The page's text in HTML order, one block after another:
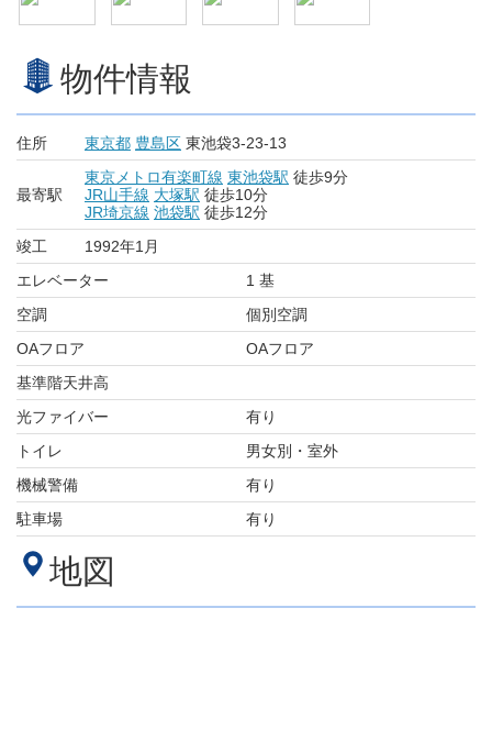
物件情報
住所 東京都 豊島区 東池袋3-23-13
最寄駅
東京メトロ有楽町線 東池袋駅 徒歩9分
JR山手線 大塚駅 徒歩10分
JR埼京線 池袋駅 徒歩12分
竣工
1992年1月
エレベーター
1 基
空調
個別空調
OAフロア
OAフロア
基準階天井高
光ファイバー
有り
トイレ
男女別・室外
機械警備
有り
駐車場
有り
地図